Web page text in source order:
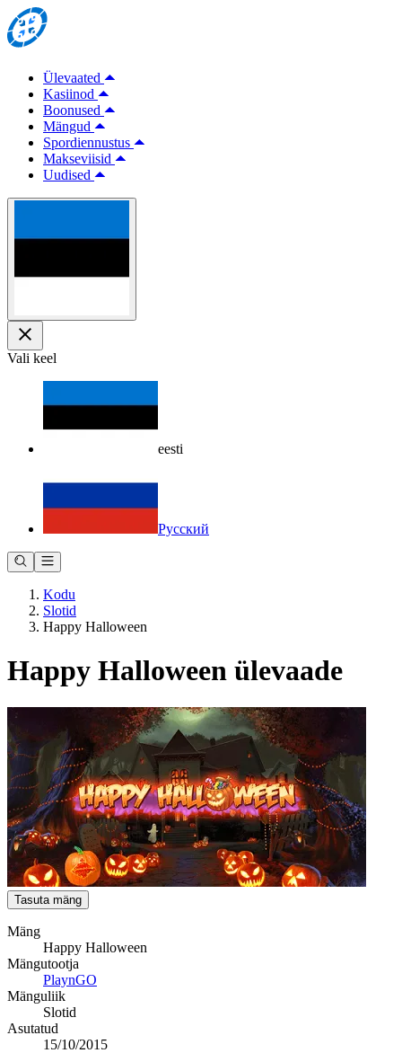
Ülevaated
Kasiinod
Boonused
Mängud
Spordiennustus
Makseviisid
Uudised
Vali keel
eesti
Русский
Kodu
Slotid
Happy Halloween
Happy Halloween ülevaade
Tasuta mäng
Mäng
Happy Halloween
Mängutootja
PlaynGO
Mänguliik
Slotid
Asutatud
15/10/2015